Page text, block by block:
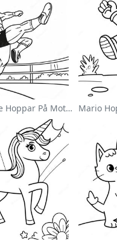
Wwe Brottare Hoppar På Motståndare Målarbild